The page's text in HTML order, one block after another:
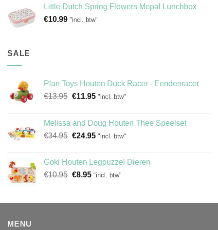
Little Dutch Spring Flowers Mepal Lunchbox
€10.99 "incl. btw"
SALE
Plan Toys Houten Duck Racer - Eendenracer
€13.95 Oorspronkelijke
€13.95.
€11.95Huidige
€11.95.
"incl. btw"
Melissa and Doug Houten Thee Speelset
€34.95 Oorspronkelijke
€34.95.
€24.95Huidige
€24.95.
"incl. btw"
Goki Houten Legpuzzel Dieren
€10.95 Oorspronkelijke
€10.95.
€8.95Huidige
€8.95.
"incl. btw"
MENU